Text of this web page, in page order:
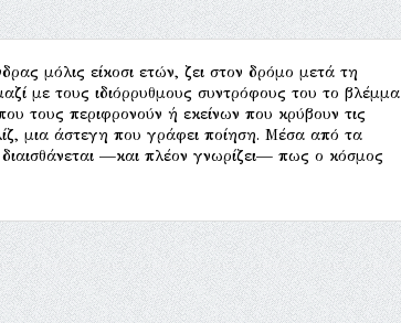
μόλις είκοσι ετών, ζει στον δρόμο μετά τη
με τους ιδιόρρυθμους συντρόφους του το βλέμμα
τους περιφρονούν ή εκείνων που κρύβουν τις
μια άστεγη που γράφει ποίηση. Μέσα από τα
—και πλέον γνωρίζει— πως ο κόσμος